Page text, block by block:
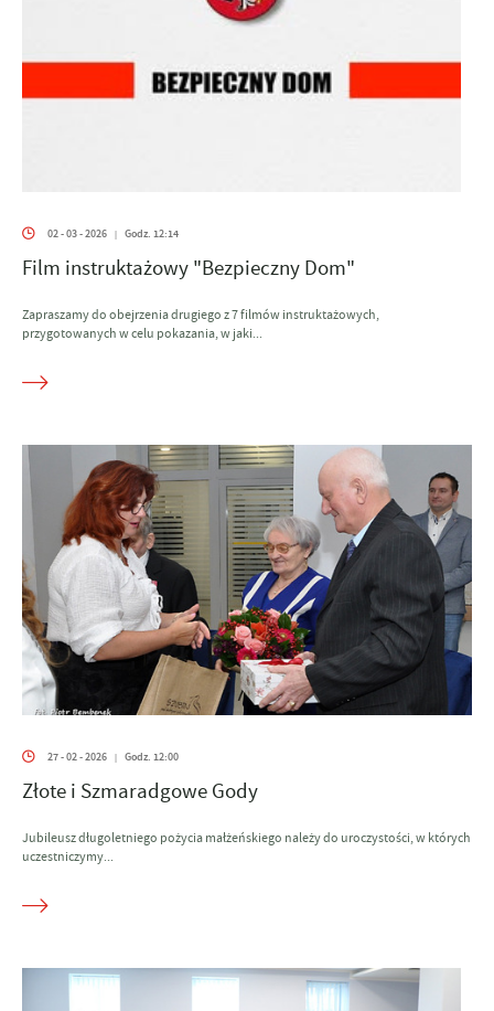
02 - 03 - 2026 | Godz. 12:14
Film instruktażowy "Bezpieczny Dom"
Zapraszamy do obejrzenia drugiego z 7 filmów instruktażowych,
przygotowanych w celu pokazania, w jaki...
27 - 02 - 2026 | Godz. 12:00
Złote i Szmaradgowe Gody
Jubileusz długoletniego pożycia małżeńskiego należy do uroczystości, w których
uczestniczymy...